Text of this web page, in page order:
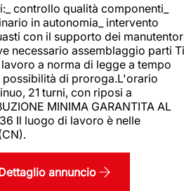
controllo qualità componenti_
in autonomia_ intervento
con il supporto dei
necessario assemblaggio parti Ti
a norma di legge a tempo
di proroga.L'orario
21 turni, con riposi a
MINIMA GARANTITA AL
Il luogo di lavoro è nelle
annuncio